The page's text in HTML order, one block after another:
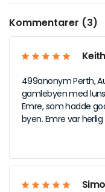
Kommentarer (3)
499anonym Perth,
gamlebyen med
Emre, som hadde
byen. Emre var